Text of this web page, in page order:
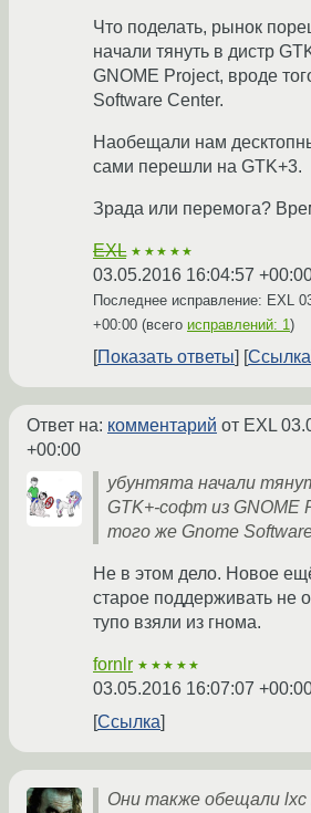
Что поделать, рынок
начали тянуть в дистр
GNOME Project, вроде
Software Center.
Наобещали нам
сами перешли на GTK+3.
Зрада или перемога?
EXL ★★★★★
03.05.2016 16:04:57
Последнее исправление: EXL
+00:00 (всего исправлений: 1)
Показать ответы Ссылка
Ответ на: комментарий от EXL
+00:00
убунтята начали
GTK+-софт из GNOME
того же Gnome
Не в этом дело. Новое
старое поддерживать не
тупо взяли из гнома.
fornlr ★★★★★
03.05.2016 16:07:07
Ссылка
Они также обещали lxc